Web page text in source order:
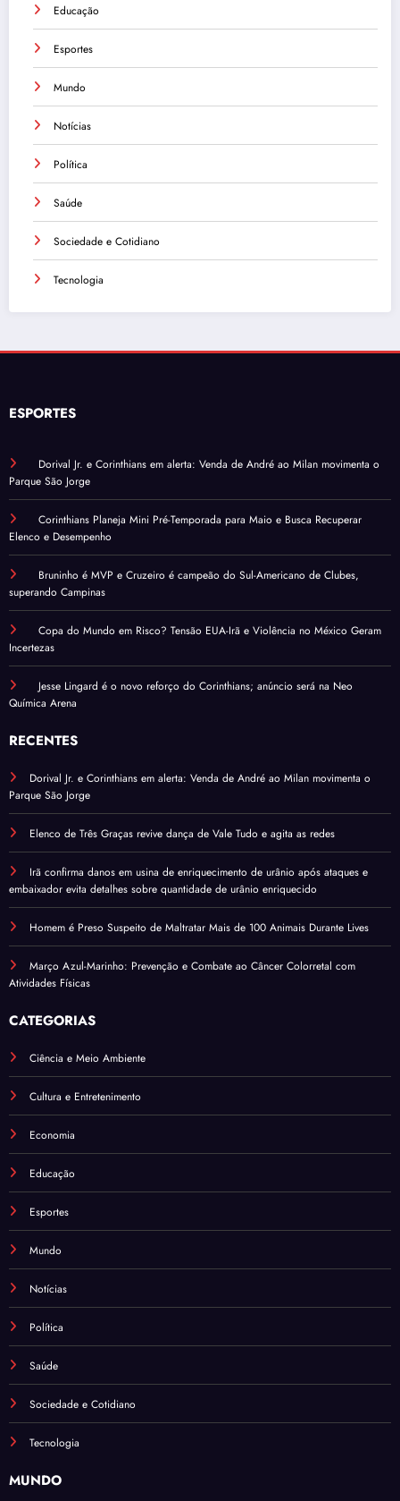
Educação
Esportes
Mundo
Notícias
Política
Saúde
Sociedade e Cotidiano
Tecnologia
ESPORTES
Dorival Jr. e Corinthians em alerta: Venda de André ao Milan movimenta o
Parque São Jorge
Corinthians Planeja Mini Pré-Temporada para Maio e Busca Recuperar
Elenco e Desempenho
Bruninho é MVP e Cruzeiro é campeão do Sul-Americano de Clubes,
superando Campinas
Copa do Mundo em Risco? Tensão EUA-Irã e Violência no México Geram
Incertezas
Jesse Lingard é o novo reforço do Corinthians; anúncio será na Neo
Química Arena
RECENTES
Dorival Jr. e Corinthians em alerta: Venda de André ao Milan movimenta o
Parque São Jorge
Elenco de Três Graças revive dança de Vale Tudo e agita as redes
Irã confirma danos em usina de enriquecimento de urânio após ataques e
embaixador evita detalhes sobre quantidade de urânio enriquecido
Homem é Preso Suspeito de Maltratar Mais de 100 Animais Durante Lives
Março Azul-Marinho: Prevenção e Combate ao Câncer Colorretal com
Atividades Físicas
CATEGORIAS
Ciência e Meio Ambiente
Cultura e Entretenimento
Economia
Educação
Esportes
Mundo
Notícias
Política
Saúde
Sociedade e Cotidiano
Tecnologia
MUNDO